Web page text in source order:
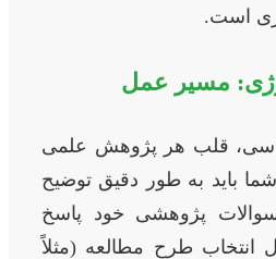
قلب هر پژوهش علمی
باید به طور دقیق توضیح
پژوهشی خود پاسخ
انتخاب طرح مطالعه (مثلاً